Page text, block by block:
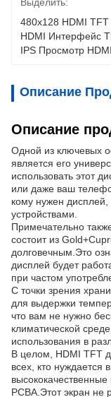
480x128 HDMI
HDMI Интерфейс
IPS Просмотр
Описание
Описание
Одной из ключевых
является его
использовать этот
или даже ваш
кому нужен дисплей,
устройствами.
Примечательно
состоит из
долговечным.Это
дисплей будет
при частом
С точки зрения
для выдержки
что вам не нужно
климатической
использования в
В целом, HDMI TFT
всех, кто нуждается
PCBA.Этот экран не